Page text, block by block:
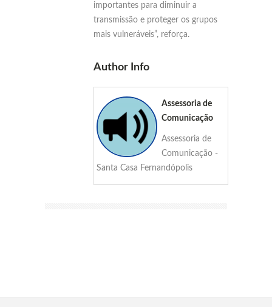
importantes para diminuir a
transmissão e proteger os grupos
mais vulneráveis”, reforça.
Author Info
Assessoria de
Comunicação
Assessoria de
Comunicação -
Santa Casa Fernandópolis